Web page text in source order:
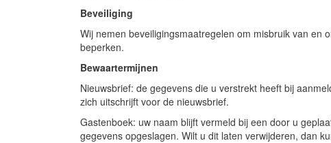
Beveiliging
Wij nemen beveiligingsmaatregelen om misbruik van en
beperken.
Bewaartermijnen
Nieuwsbrief: de gegevens die u verstrekt heeft bij
zich uitschrijft voor de nieuwsbrief.
Gastenboek: uw naam blijft vermeld bij een door u
gegevens opgeslagen. Wilt u dit laten verwijderen, dan